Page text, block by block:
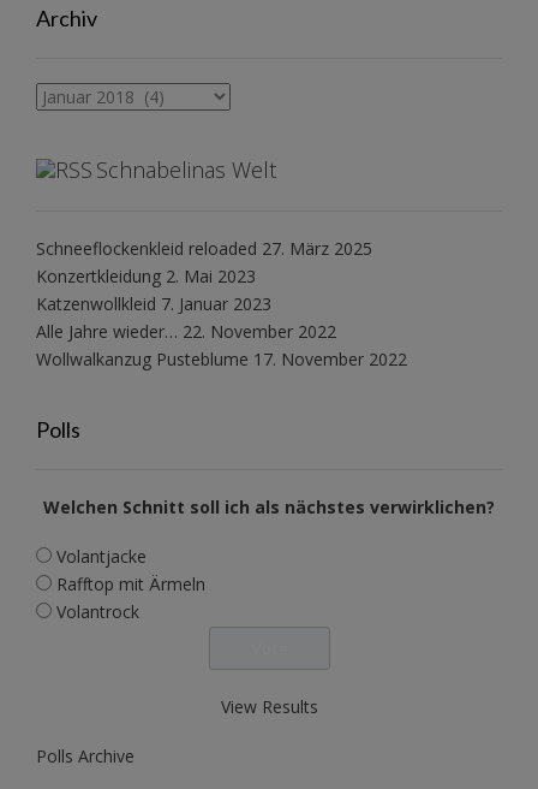
Archiv
Archiv
Schnabelinas Welt
Schneeflockenkleid reloaded 27. März 2025
Konzertkleidung 2. Mai 2023
Katzenwollkleid 7. Januar 2023
Alle Jahre wieder… 22. November 2022
Wollwalkanzug Pusteblume 17. November 2022
Polls
Welchen Schnitt soll ich als nächstes verwirklichen?
Volantjacke
Rafftop mit Ärmeln
Volantrock
View Results
Polls Archive